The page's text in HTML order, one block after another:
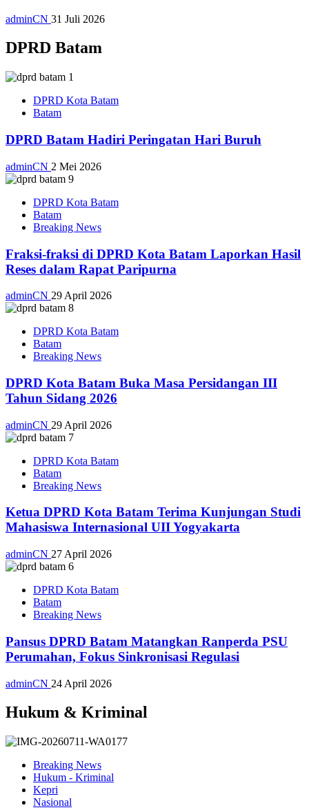
adminCN 31 Juli 2026
DPRD Batam
DPRD Kota Batam
Batam
DPRD Batam Hadiri Peringatan Hari Buruh
adminCN 2 Mei 2026
DPRD Kota Batam
Batam
Breaking News
Fraksi-fraksi di DPRD Kota Batam Laporkan Hasil
Reses dalam Rapat Paripurna
adminCN 29 April 2026
DPRD Kota Batam
Batam
Breaking News
DPRD Kota Batam Buka Masa Persidangan III
Tahun Sidang 2026
adminCN 29 April 2026
DPRD Kota Batam
Batam
Breaking News
Ketua DPRD Kota Batam Terima Kunjungan Studi
Mahasiswa Internasional UII Yogyakarta
adminCN 27 April 2026
DPRD Kota Batam
Batam
Breaking News
Pansus DPRD Batam Matangkan Ranperda PSU
Perumahan, Fokus Sinkronisasi Regulasi
adminCN 24 April 2026
Hukum & Kriminal
Breaking News
Hukum - Kriminal
Kepri
Nasional